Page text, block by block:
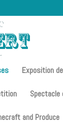
Exposition
Spectacle
and Produce